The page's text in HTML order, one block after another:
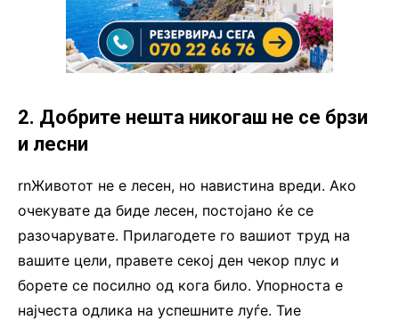
2. Добрите нешта никогаш не се брзи
и лесни
rnЖивотот не е лесен, но навистина вреди. Ако
очекувате да биде лесен, постојано ќе се
разочарувате. Прилагодете го вашиот труд на
вашите цели, правете секој ден чекор плус и
борете се посилно од кога било. Упорноста е
најчеста одлика на успешните луѓе. Тие